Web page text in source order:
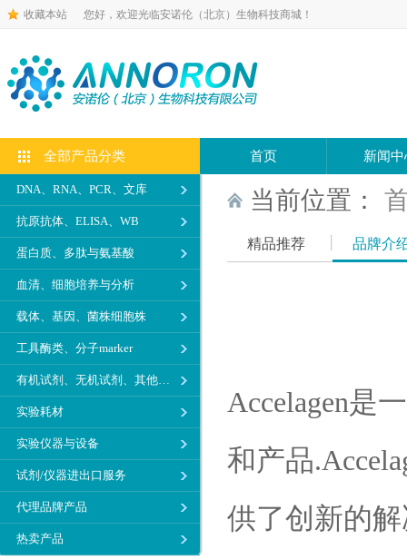
收藏本站 您好，欢迎光临安诺伦（北京）生物科技商城！
全部产品分类
DNA、RNA、PCR、文库
抗原抗体、ELISA、WB
蛋白质、多肽与氨基酸
血清、细胞培养与分析
载体、基因、菌株细胞株
工具酶类、分子marker
有机试剂、无机试剂、其他生化试剂
实验耗材
实验仪器与设备
试剂/仪器进出口服务
代理品牌产品
热卖产品
首页 新闻中
当前位置：
精品推荐 品牌介
Accelagen是
和产品
供了创新的